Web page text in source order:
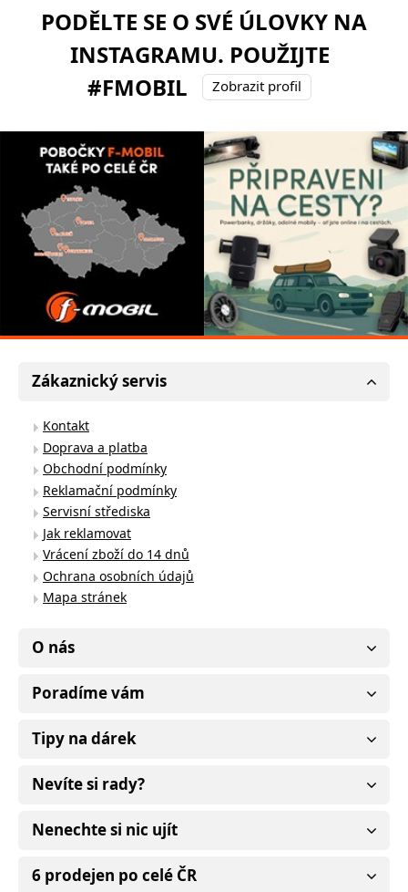
PODĚLTE SE O SVÉ ÚLOVKY NA
INSTAGRAMU. POUŽIJTE
#FMOBIL
Zobrazit profil
Zákaznický servis
Kontakt
Doprava a platba
Obchodní podmínky
Reklamační podmínky
Servisní střediska
Jak reklamovat
Vrácení zboží do 14 dnů
Ochrana osobních údajů
Mapa stránek
O nás
Poradíme vám
Tipy na dárek
Nevíte si rady?
Nenechte si nic ujít
6 prodejen po celé ČR